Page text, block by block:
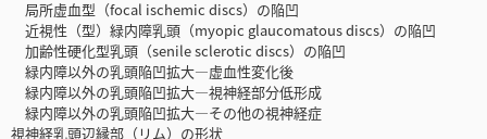
局所虚血型（focal ischemic discs）の陥凹
近視性（型）緑内障乳頭（myopic glaucomatous discs）の陥凹
加齢性硬化型乳頭（senile sclerotic discs）の陥凹
緑内障以外の乳頭陥凹拡大—虚血性変化後
緑内障以外の乳頭陥凹拡大—視神経部分低形成
緑内障以外の乳頭陥凹拡大—その他の視神経症
視神経乳頭辺縁部（リム）の形状